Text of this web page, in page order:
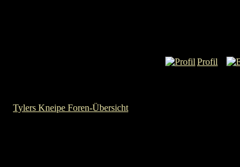
Profil
Tylers Kneipe Foren-Übersicht